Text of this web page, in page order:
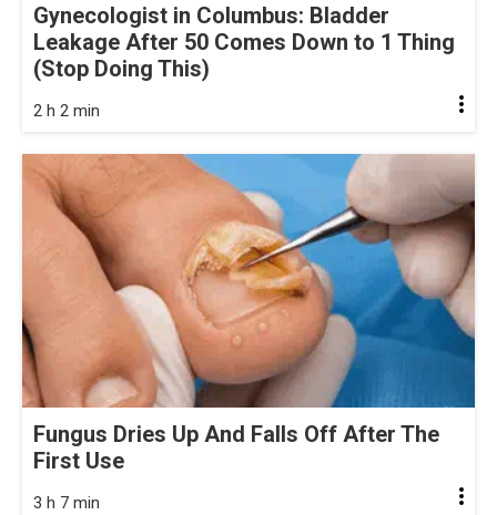
Gynecologist in Columbus: Bladder
Leakage After 50 Comes Down to 1 Thing
(Stop Doing This)
2 h 2 min
Fungus Dries Up And Falls Off After The
First Use
3 h 7 min